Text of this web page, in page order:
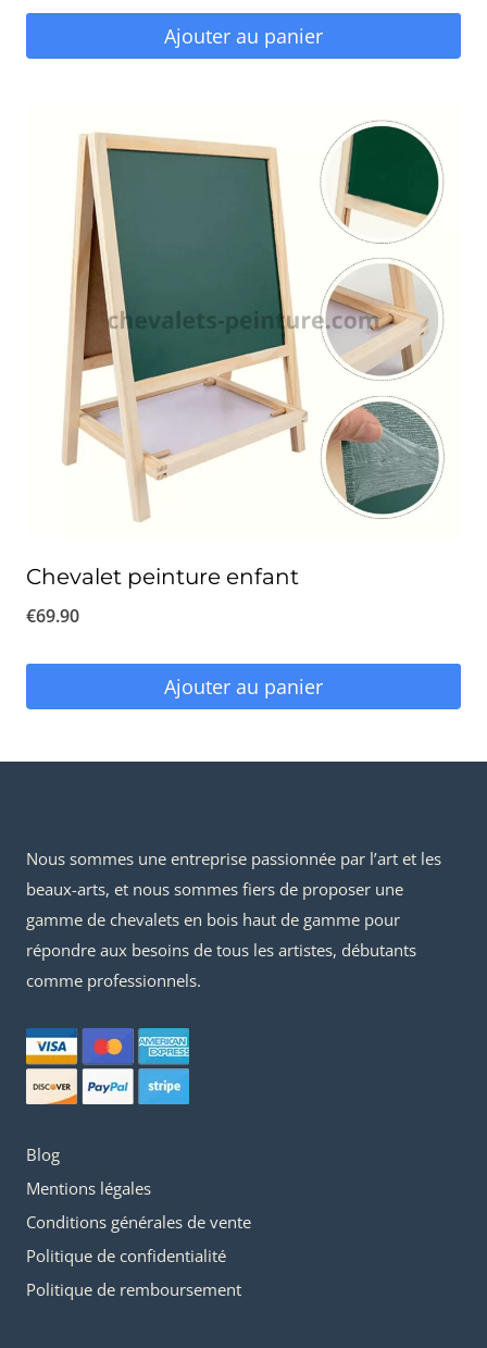
actuel
Ajouter au panier
Chevalet peinture enfant
€69.90
Ajouter au panier
Nous sommes une entreprise passionnée par l’art et les
beaux-arts, et nous sommes fiers de proposer une
gamme de chevalets en bois haut de gamme pour
répondre aux besoins de tous les artistes, débutants
comme professionnels.
Blog
Mentions légales
Conditions générales de vente
Politique de confidentialité
Politique de remboursement